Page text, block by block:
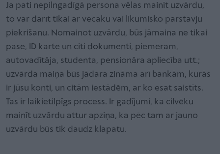
Ja pati nepilngadīgā persona vēlas mainīt uzvārdu,
to var darīt tikai ar vecāku vai likumisko pārstāvju
piekrišanu. Nomainot uzvārdu, būs jāmaina ne tikai
pase, ID karte un citi dokumenti, piemēram,
autovadītāja, studenta, pensionāra apliecība utt.;
uzvārda maiņa būs jādara zināma arī bankām, kurās
ir jūsu konti, un citām iestādēm, ar ko esat saistīts.
Tas ir laikietilpīgs process. Ir gadījumi, ka cilvēku
mainīt uzvārdu attur apziņa, ka pēc tam ar jauno
uzvārdu būs tik daudz klapatu.